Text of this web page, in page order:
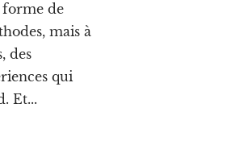
forme de
mais à
des
qui
Et...